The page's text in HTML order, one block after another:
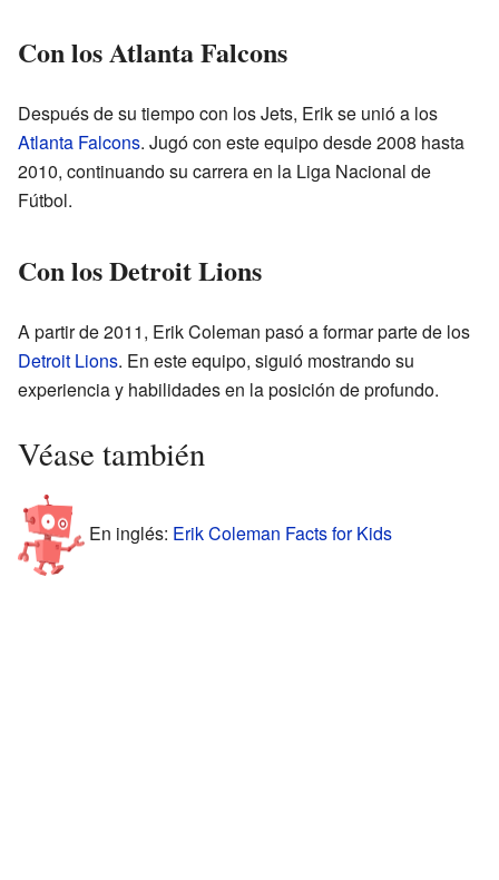
Con los Atlanta Falcons
Después de su tiempo con los Jets, Erik se unió a los
Atlanta Falcons. Jugó con este equipo desde 2008 hasta
2010, continuando su carrera en la Liga Nacional de
Fútbol.
Con los Detroit Lions
A partir de 2011, Erik Coleman pasó a formar parte de los
Detroit Lions. En este equipo, siguió mostrando su
experiencia y habilidades en la posición de profundo.
Véase también
En inglés: Erik Coleman Facts for Kids